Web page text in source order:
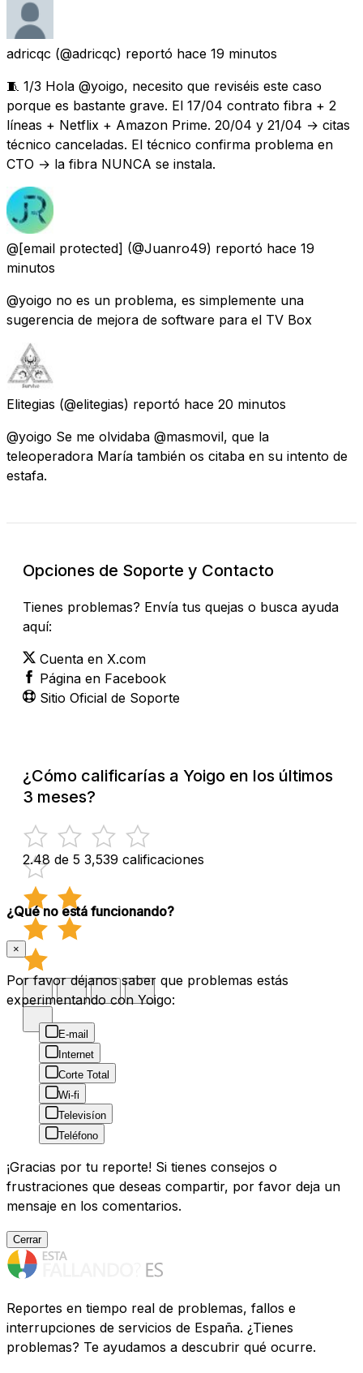
adricqc (@adricqc) reportó hace 19 minutos
🧵 1/3 Hola @yoigo, necesito que reviséis este caso
porque es bastante grave. El 17/04 contrato fibra + 2
líneas + Netflix + Amazon Prime. 20/04 y 21/04 → citas
técnico canceladas. El técnico confirma problema en
CTO → la fibra NUNCA se instala.
@[email protected] (@Juanro49) reportó hace 19
minutos
@yoigo no es un problema, es simplemente una
sugerencia de mejora de software para el TV Box
Elitegias (@elitegias) reportó hace 20 minutos
@yoigo Se me olvidaba @masmovil, que la
teleoperadora María también os citaba en su intento de
estafa.
Opciones de Soporte y Contacto
Tienes problemas? Envía tus quejas o busca ayuda
aquí:
Cuenta en X.com
Página en Facebook
Sitio Oficial de Soporte
¿Cómo calificarías a Yoigo en los últimos
3 meses?
2.48 de 5 3,539 calificaciones
¿Qué no está funcionando?
×
Por favor déjanos saber que problemas estás
experimentando con Yoigo:
E-mail
Internet
Corte Total
Wi-fi
Televisíon
Teléfono
¡Gracias por tu reporte! Si tienes consejos o
frustraciones que deseas compartir, por favor deja un
mensaje en los comentarios.
Cerrar
Reportes en tiempo real de problemas, fallos e
interrupciones de servicios de España. ¿Tienes
problemas? Te ayudamos a descubrir qué ocurre.